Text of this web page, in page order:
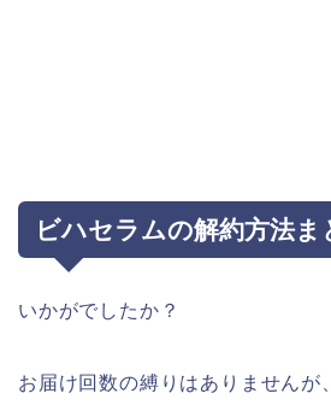
ビハセラムの解約方法ま
いかがでしたか？
お届け回数の縛りはありませんが